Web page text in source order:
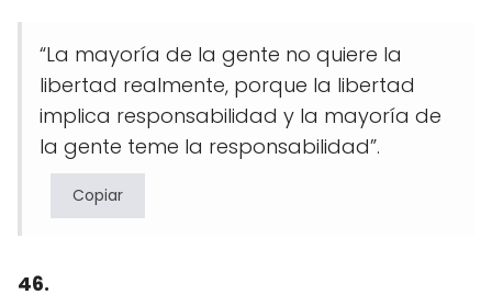
“La mayoría de la gente no quiere la
libertad realmente, porque la libertad
implica responsabilidad y la mayoría de
la gente teme la responsabilidad”.
Copiar
46.